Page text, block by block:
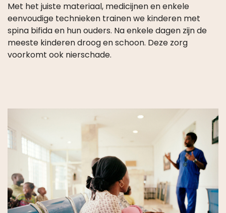
Met het juiste materiaal, medicijnen en enkele
eenvoudige technieken trainen we kinderen met
spina bifida en hun ouders. Na enkele dagen zijn de
meeste kinderen droog en schoon. Deze zorg
voorkomt ook nierschade.